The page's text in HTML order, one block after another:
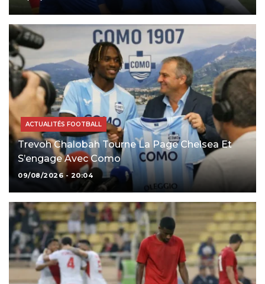
ACTUALITÉS FOOTBALL
Trevoh Chalobah Tourne La Page Chelsea Et
S’engage Avec Como
09/08/2026 - 20:04